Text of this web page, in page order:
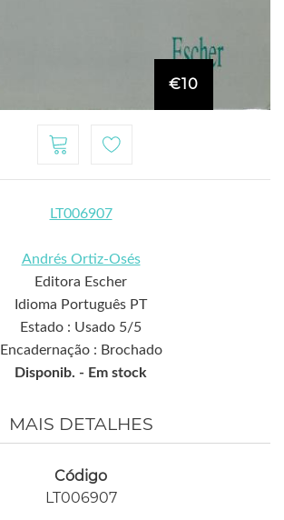
€10
LT006907
Andrés Ortiz-Osés
Editora Escher
Idioma Português PT
Estado : Usado 5/5
Encadernação : Brochado
Disponib. - Em stock
MAIS DETALHES
Código
LT006907